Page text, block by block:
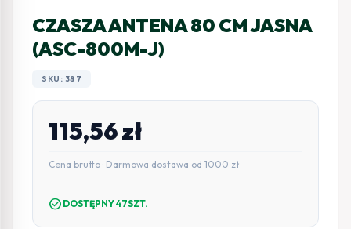
CZASZA ANTENA 80 CM JASNA
(ASC-800M-J)
SKU: 387
115,56zł
Cena brutto · Darmowa dostawa od 1000 zł
check_circle DOSTĘPNY 47SZT.